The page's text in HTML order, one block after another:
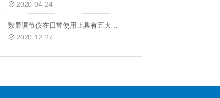
2020-04-24
数显调节仪在日常使用上具有五大特点
2020-12-27